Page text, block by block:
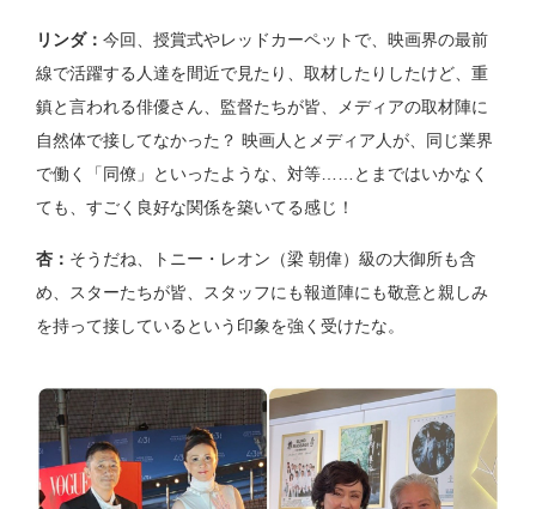
リンダ：今回、授賞式やレッドカーペットで、映画界の最前
線で活躍する人達を間近で見たり、取材したりしたけど、重
鎮と言われる俳優さん、監督たちが皆、メディアの取材陣に
自然体で接してなかった？ 映画人とメディア人が、同じ業界
で働く「同僚」といったような、対等……とまではいかなく
ても、すごく良好な関係を築いてる感じ！
杏： そうだね、トニー・レオン（梁 朝偉）級の大御所も含
め、スターたちが皆、スタッフにも報道陣にも敬意と親しみ
を持って接しているという印象を強く受けたな。